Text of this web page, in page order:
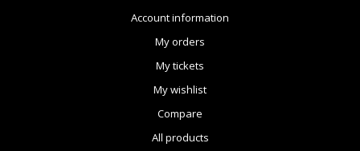
Account information
My orders
My tickets
My wishlist
Compare
All products